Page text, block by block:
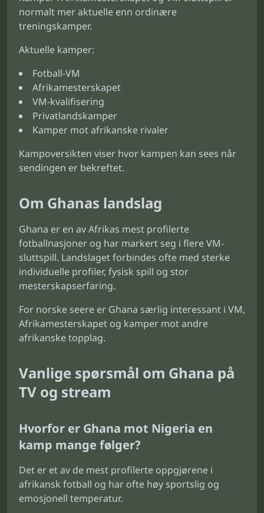
normalt mer aktuelle enn ordinære
treningskamper.
Aktuelle kamper:
Fotball-VM
Afrikamesterskapet
VM-kvalifisering
Privatlandskamper
Kamper mot afrikanske rivaler
Kampoversikten viser hvor kampen kan sees når
sendingen er bekreftet.
Om Ghanas landslag
Ghana er en av Afrikas mest profilerte
fotballnasjoner og har markert seg i flere VM-
sluttspill. Landslaget forbindes ofte med sterke
individuelle profiler, fysisk spill og stor
mesterskapserfaring.
For norske seere er Ghana særlig interessant i VM,
Afrikamesterskapet og kamper mot andre
afrikanske topplag.
Vanlige spørsmål om Ghana på
TV og stream
Hvorfor er Ghana mot Nigeria en
kamp mange følger?
Det er et av de mest profilerte oppgjørene i
afrikansk fotball og har ofte høy sportslig og
emosjonell temperatur.